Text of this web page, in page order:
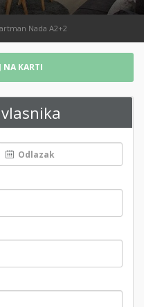
Nada A2+2
NA KARTI